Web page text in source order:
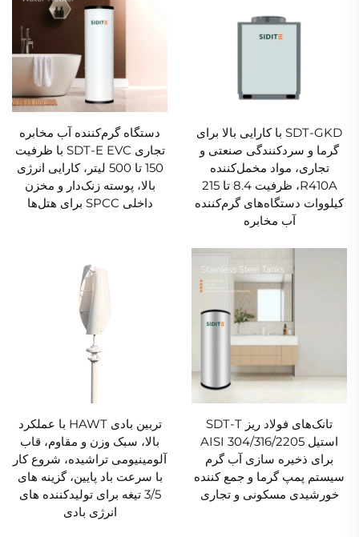
SDT-GKD با کارایی بالا برای
گرما و سردکنندگی صنعتی و
تجاری، مواد مخمل‌کننده
R410A، ظرفیت 8.4 تا 215
کیلووات دستگاه‌های گرم‌کننده
آب مخابره
دستگاه گرم‌کننده آب مخابره
تجاری SDT-E EVC با ظرفیت
150 تا 500 لیتر، کارایی انرژی
بالا، پوسته زنک‌دار و مخزن
داخلی SPCC برای هتل‌ها
تانک‌های فولاد ریز SDT-T
استیل AISI 304/316/2205
برای ذخیره سازی آب گرم
سیستم پمپ گرما و جمع کننده
خورشیدی مسکونی و تجاری
تربین بادی HAWT با عملکرد
بالا، سبک وزن و مقاوم، قاب
آلومینیومی تراشیده، شروع کار
با سرعت باد پایین، گزینه های
3/5 تیغه برای تولیدکننده های
انرژی بادی